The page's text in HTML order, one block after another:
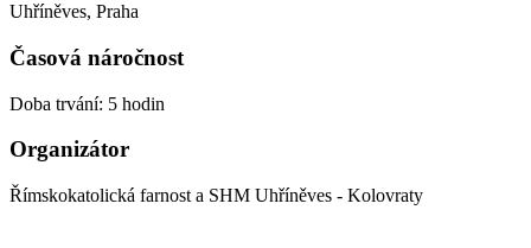
Uhříněves, Praha
Časová náročnost
Doba trvání: 5 hodin
Organizátor
Římskokatolická farnost a SHM Uhříněves - Kolovraty